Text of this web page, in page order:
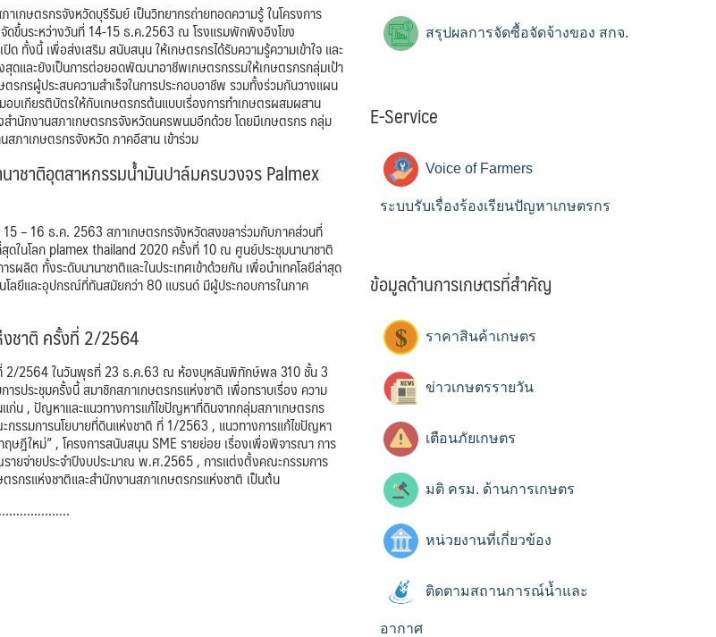
ษตรกรจังหวัดบุรีรัมย์ เป็นวิทยากรถ่ายทอดความรู้ ในโครงการ
ขึ้นระหว่างวันที่ 14-15 ธ.ค.2563 ณ โรงแรมพักพิงอิงโขง
ทั้งนี้ เพื่อส่งเสริม สนับสนุน ให้เกษตรกรได้รับความรู้ความเข้าใจ และ
และยังเป็นการต่อยอดพัฒนาอาชีพเกษตรกรรมให้เกษตรกรกลุ่มเป้า
กรผู้ประสบความสำเร็จในการประกอบอาชีพ รวมทั้งร่วมกันวางแผน
อบเกียรติบัตรให้กับเกษตรกรต้นแบบเรื่องการทำเกษตรผสมผสาน
ำนักงานสภาเกษตรกรจังหวัดนครพนมอีกด้วย โดยมีเกษตรกร กลุ่ม
ภาเกษตรกรจังหวัด ภาคอีสาน เข้าร่วม
าชาติอุตสาหกรรมน้ำมันปาล์มครบวงจร Palmex
– 16 ธ.ค. 2563 สภาเกษตรกรจังหวัดสงขลาร่วมกับภาคส่วนที่
ในโลก plamex thailand 2020 ครั้งที่ 10 ณ ศูนย์ประชุมนานาชาติ
ลิต ทั้งระดับนานาชาติและในประเทศเข้าด้วยกัน เพื่อนำเทคโลยีล่าสุด
ลยีและอุปกรณ์ที่ทันสมัยกว่า 80 แบรนด์ มีผู้ประกอบการในภาค
งชาติ ครั้งที่ 2/2564
2/2564 ในวันพุธที่ 23 ธ.ค.63 ณ ห้องบุหลันพิทักษ์พล 310 ชั้น 3
ประชุมครั้งนี้ สมาชิกสภาเกษตรกรแห่งชาติ เพื่อทราบเรื่อง ความ
แก่น , ปัญหาและแนวทางการแก้ไขปัญหาที่ดินจากกลุ่มสภาเกษตรกร
กรรมการนโยบายที่ดินแห่งชาติ ที่ 1/2563 , แนวทางการแก้ไขปัญหา
ษฎีใหม่” , โครงการสนับสนุน SME รายย่อย เรื่องเพื่อพิจารณา การ
ายจ่ายประจำปีงบประมาณ พ.ศ.2565 , การแต่งตั้งคณะกรรมการ
รกรแห่งชาติและสำนักงานสภาเกษตรกรแห่งชาติ เป็นต้น
สรุปผลการจัดซื้อจัดจ้างของ สกจ.
E-Service
Voice of Farmers
ระบบรับเรื่องร้องเรียนปัญหาเกษตรกร
ข้อมูลด้านการเกษตรที่สำคัญ
ราคาสินค้าเกษตร
ข่าวเกษตรรายวัน
เตือนภัยเกษตร
มติ ครม. ด้านการเกษตร
หน่วยงานที่เกี่ยวข้อง
ติดตามสถานการณ์น้ำและ
อากาศ